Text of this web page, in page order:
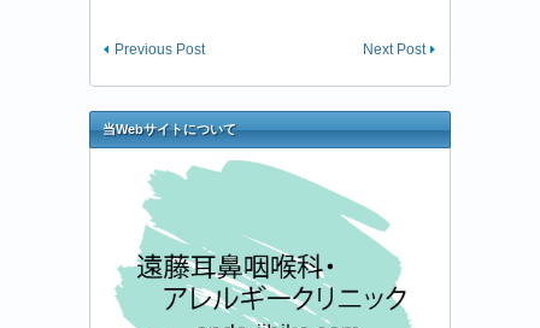
Next Post
Previous Post
当Webサイトについて